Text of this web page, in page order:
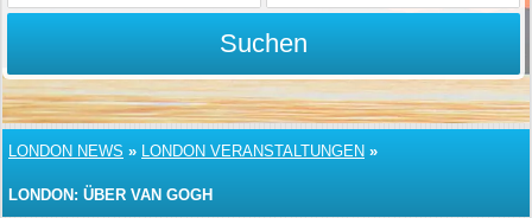
Suchen
LONDON NEWS » LONDON VERANSTALTUNGEN »
LONDON: ÜBER VAN GOGH